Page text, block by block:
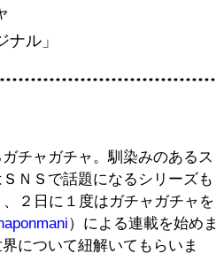
ル」
チャガチャ。馴染みのあるス
ＮＳで話題になるシリーズも
２日に１度はガチャガチャを
）による連載を始めま
について紐解いてもらいま